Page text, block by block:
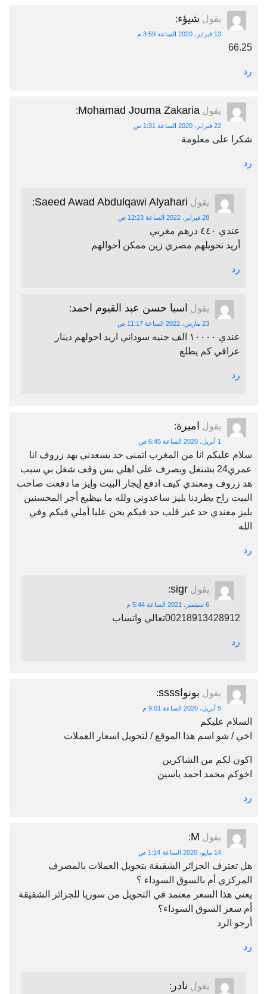
يقول شيؤء:
13 فبراير، 2020 الساعة 3:59 م
66.25
رد
يقول Mohamad Jouma Zakaria
:
22 فبراير، 2020 الساعة 1:31 ص
شكرا على معلومة
رد
يقول Saeed Awad Abdulqawi Alyahari
:
28 فبراير، 2022 الساعة 12:23 ص
عندي ٤٤٠ درهم مغربي
أريد تحويلهم مصري زين ممكن أحوالهم
رد
يقول اسيا حسن عبد القيوم احمد:
23 مارس، 2022 الساعة 11:17 ص
عندي ١٠٠٠٠ الف جنيه سوداني اريد احولهم دينار
عراقي كم يطلع
رد
يقول اميرة:
1 أبريل، 2020 الساعة 6:45 ص
سلام عليكم انا من المغرب اتمنى حد يسعدني بهد زروف انا
عمري24 بشتغل وبصرف على اهلي بس وقف شغل بي سبب
هد زروف ومعندي كيف ادفع إيجار البيت وإيز ما دفعت صاحب
البيت راح يطردنا بليز ساعدوني ولله ما بيظيع أجر المحسنين
بليز معندي حد غير قلب حد فيكم يحن عليا أملي فيكم وفي
الله
رد
يقول sigr
:
6 سبتمبر، 2021 الساعة 5:44 م
00218913428912تعالي واتساب
رد
يقول بونواssss :
5 أبريل، 2020 الساعة 9:01 م
السلام عليكم
اخي / شو اسم هذا الموقع / لتحويل اسعار العملات
اكون لكم من الشاكرين
اخوكم محمد احمد ياسين
رد
يقول M
:
14 مايو، 2020 الساعة 1:14 ص
هل تعترف الجزائر الشقيقة بتحويل العملات بالمصرف
المركزي أم بالسوق السوداء ؟
يعني هذا السعر معتمد في التحويل من سوريا للجزائر الشقيقة
أم سعر السوق السوداء؟
أرجو الرد
رد
يقول نادر :